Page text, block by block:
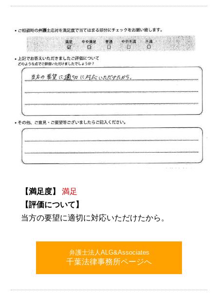
【満足度】
満足
【評価について】
当方の要望に適切に対応いただけたから。
弁護士法人ALG&Associates
千葉法律事務所ページへ